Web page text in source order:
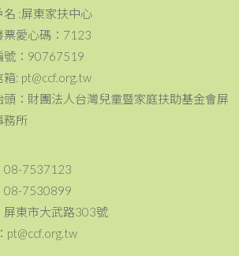
名 :屏東家扶中心
票愛心碼：7123
號：90767519
箱: pt@ccf.org.tw
頭：財團法人台灣兒童暨家庭扶助基金會屏
務所
08-7537123
08-7530899
屏東市大武路303號
pt@ccf.org.tw